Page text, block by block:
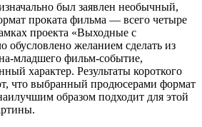
был заявлен необычный,
проката фильма — всего четыре
проекта «Выходные с
желанием сделать из
младшего фильм-событие,
характер. Результаты короткого
что выбранный продюсерами формат
образом подходит для этой